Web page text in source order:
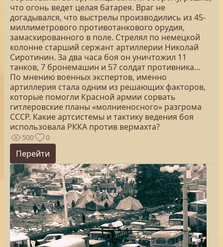
что огонь ведет целая батарея. Враг не
догадывался, что выстрелы производились из 45-
миллиметрового противотанкового орудия,
замаскированного в поле. Стрелял по немецкой
колонне старший сержант артиллерии Николай
Сиротинин. За два часа боя он уничтожил 11
танков, 7 бронемашин и 57 солдат противника...
По мнению военных экспертов, именно
артиллерия стала одним из решающих факторов,
которые помогли Красной армии сорвать
гитлеровские планы «молниеносного» разгрома
СССР. Какие артсистемы и тактику ведения боя
использовала РККА против вермахта?
500 0
Перейти